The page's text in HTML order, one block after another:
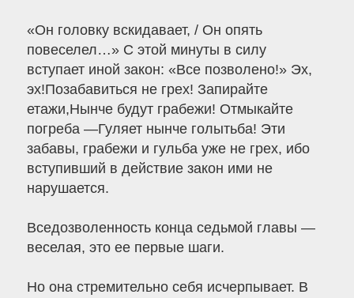
«Он головку вскидавает, / Он опять
повеселел…» С этой минуты в силу
вступает иной закон: «Все позволено!» Эх,
эх!Позабавиться не грех! Запирайте
етажи,Нынче будут грабежи! Отмыкайте
погреба —Гуляет нынче голытьба! Эти
забавы, грабежи и гульба уже не грех, ибо
вступивший в действие закон ими не
нарушается.
Вседозволенность конца седьмой главы —
веселая, это ее первые шаги.
Но она стремительно себя исчерпывает. В